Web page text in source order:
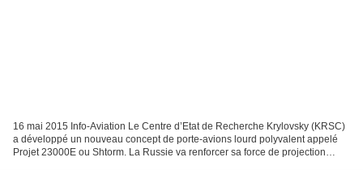
16 mai 2015 Info-Aviation Le Centre d’Etat de Recherche Krylovsky (KRSC)
a développé un nouveau concept de porte-avions lourd polyvalent appelé
Projet 23000E ou Shtorm. La Russie va renforcer sa force de projection